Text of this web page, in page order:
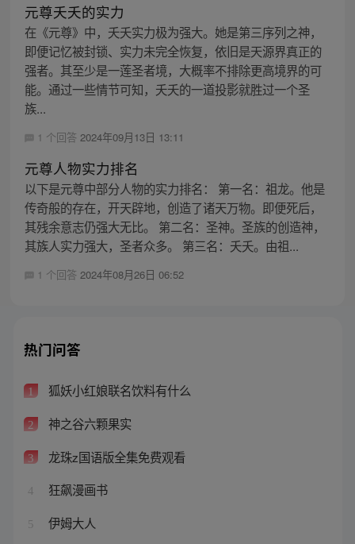
元尊夭夭的实力
在《元尊》中，夭夭实力极为强大。她是第三序列之神，
即便记忆被封锁、实力未完全恢复，依旧是天源界真正的
强者。其至少是一莲圣者境，大概率不排除更高境界的可
能。通过一些情节可知，夭夭的一道投影就胜过一个圣
族...
1 个回答 2024年09月13日 13:11
元尊人物实力排名
以下是元尊中部分人物的实力排名： 第一名：祖龙。他是
传奇般的存在，开天辟地，创造了诸天万物。即便死后，
其残余意志仍强大无比。 第二名：圣神。圣族的创造神，
其族人实力强大，圣者众多。 第三名：夭夭。由祖...
1 个回答 2024年08月26日 06:52
热门问答
1 狐妖小红娘联名饮料有什么
2 神之谷六颗果实
3 龙珠z国语版全集免费观看
4 狂飙漫画书
5 伊姆大人